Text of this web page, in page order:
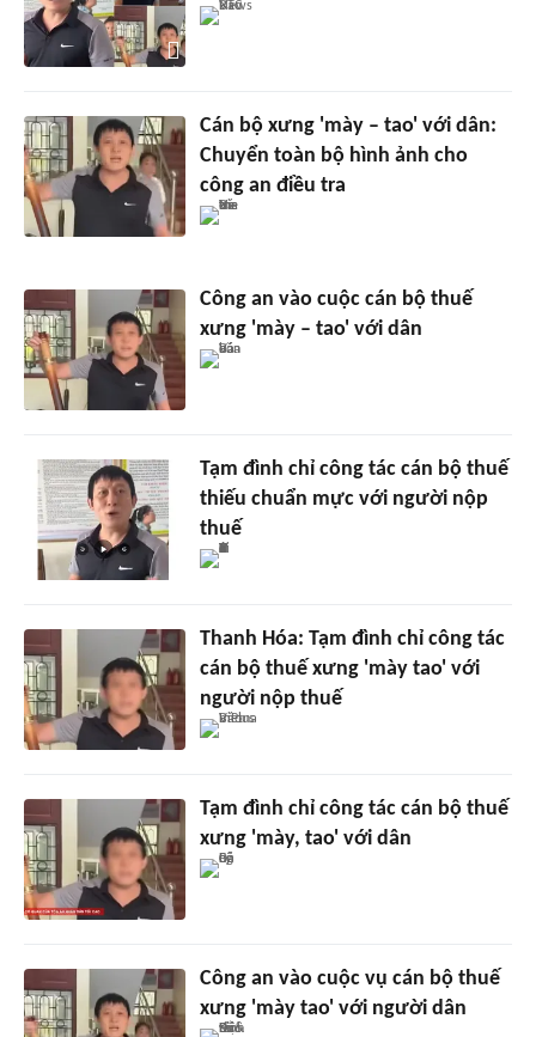
Cán bộ xưng 'mày – tao' với dân:
Chuyển toàn bộ hình ảnh cho
công an điều tra
Công an vào cuộc cán bộ thuế
xưng 'mày – tao' với dân
Tạm đình chỉ công tác cán bộ thuế
thiếu chuẩn mực với người nộp
thuế
Thanh Hóa: Tạm đình chỉ công tác
cán bộ thuế xưng 'mày tao' với
người nộp thuế
Tạm đình chỉ công tác cán bộ thuế
xưng 'mày, tao' với dân
Công an vào cuộc vụ cán bộ thuế
xưng 'mày tao' với người dân